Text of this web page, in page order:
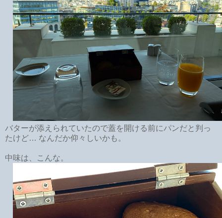
バターが添えられていたので蓋を開ける前にパンだと判っ
たけど… なんだか仰々しいかも。
中味は、こんな。